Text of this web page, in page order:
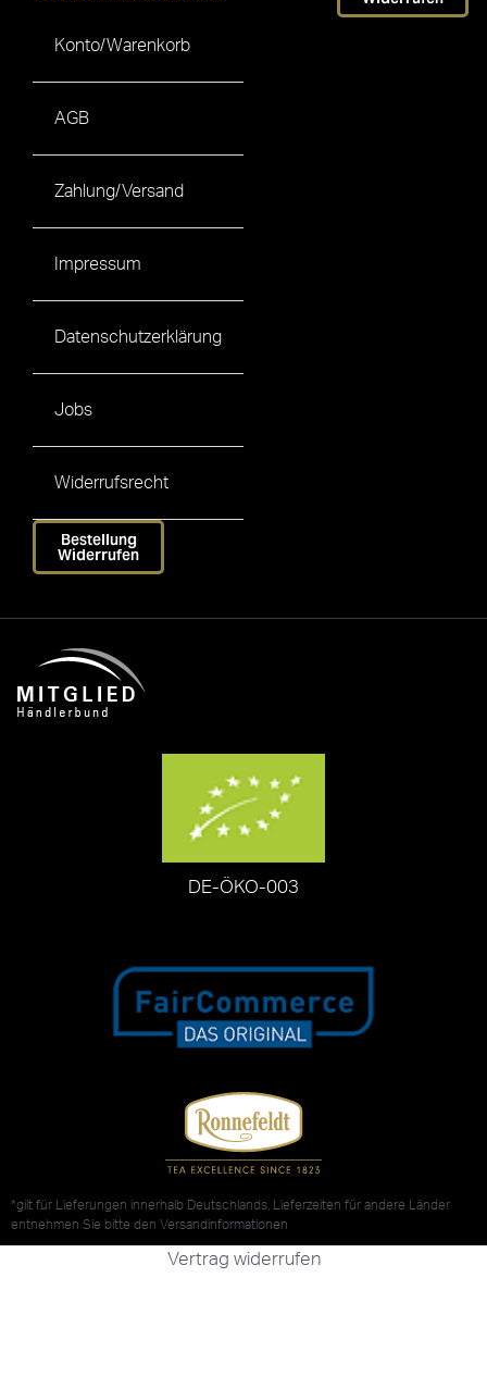
Konto/Warenkorb
AGB
Zahlung/Versand
Impressum
Datenschutzerklärung
Jobs
Widerrufsrecht
Bestellung
Widerrufen
DE-ÖKO-003
*gilt für Lieferungen innerhalb Deutschlands, Lieferzeiten für andere Länder
entnehmen Sie bitte den Versandinformationen
Vertrag widerrufen